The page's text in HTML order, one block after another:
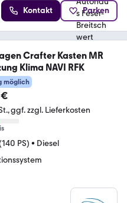
Kontakt Parken
Crafter Kasten MR
Klima NAVI RFK
möglich
€
ggf. zzgl. Lieferkosten
PS) • Diesel